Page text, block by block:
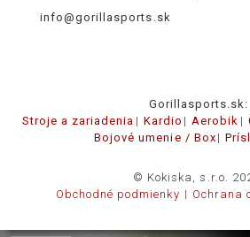
info@gorillasports.sk
Gorillasports.sk:
Stroje a zariadenia
Kardio Aerobik
Bojové umenie / Box
© Kokiska, s.r.o.
Obchodné podmienky
Ochrana